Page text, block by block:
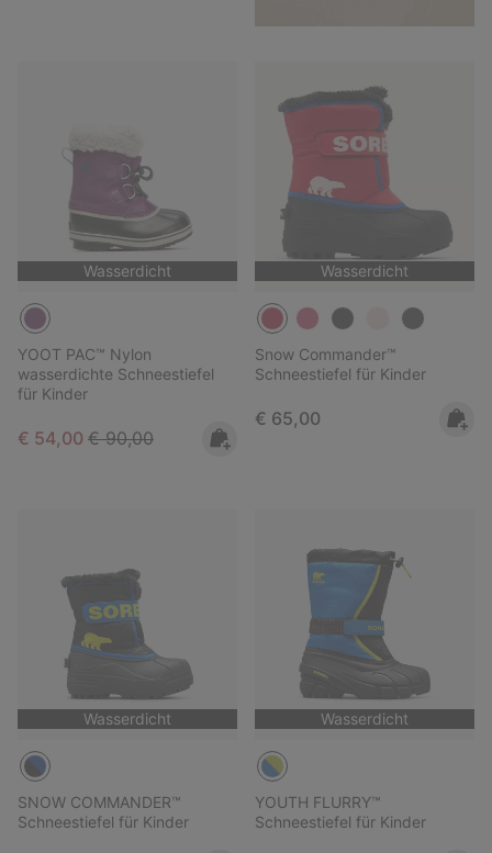
Wasserdicht
YOOT PAC™ Nylon
wasserdichte Schneestiefel
für Kinder
Sale price:
€ 54,00 Regular price:
€ 90,00
Wasserdicht
Snow Commander™
Schneestiefel für Kinder
Regular price:
€ 65,00
Wasserdicht
SNOW COMMANDER™
Schneestiefel für Kinder
Wasserdicht
YOUTH FLURRY™
Schneestiefel für Kinder